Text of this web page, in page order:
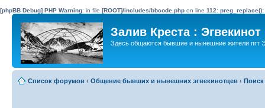
[phpBB Debug] PHP Warning: in file [ROOT]/includes/bbcode.php on line 112:
Залив Креста : Эгвекинот
Здесь общаются бывшие и нынешние жители пгт
Список форумов ‹ Общение бывших и нынешних эгвекинотцев ‹ Поиск